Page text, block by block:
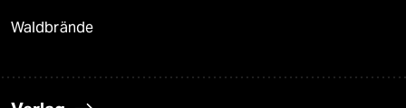
Waldbrände